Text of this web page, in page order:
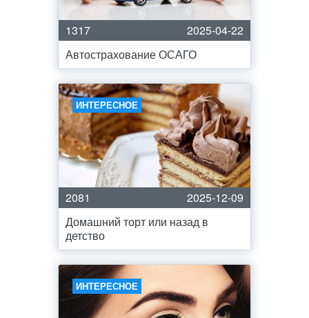
1317
2025-04-22
Автострахование ОСАГО
ИНТЕРЕСНОЕ
2081
2025-12-09
Домашний торт или назад в
детство
ИНТЕРЕСНОЕ